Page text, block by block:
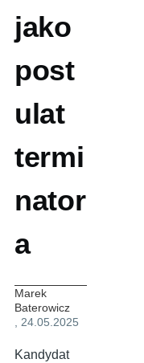
jako
post
ulat
termi
nator
a
Marek
Baterowicz
, 24.05.2025
Kandydat